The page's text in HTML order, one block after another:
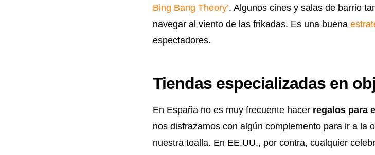
Bing Bang Theory’. Algunos cines y salas de barrio
navegar al viento de las frikadas. Es una buena
espectadores.
Tiendas especializadas en
En España no es muy frecuente hacer regalos para
nos disfrazamos con algún complemento para ir a la
nuestra toalla. En EE.UU., por contra, cualquier